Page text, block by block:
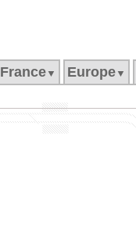
France ▼ Europe ▼